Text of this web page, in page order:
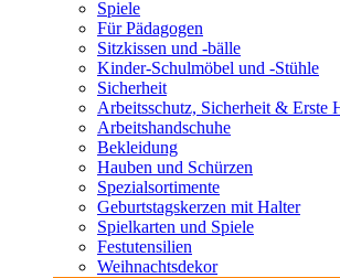
Spiele
Für Pädagogen
Sitzkissen und -bälle
Kinder-Schulmöbel und -Stühle
Sicherheit
Arbeitsschutz, Sicherheit & Erste
Arbeitshandschuhe
Bekleidung
Hauben und Schürzen
Spezialsortimente
Geburtstagskerzen mit Halter
Spielkarten und Spiele
Festutensilien
Weihnachtsdekor